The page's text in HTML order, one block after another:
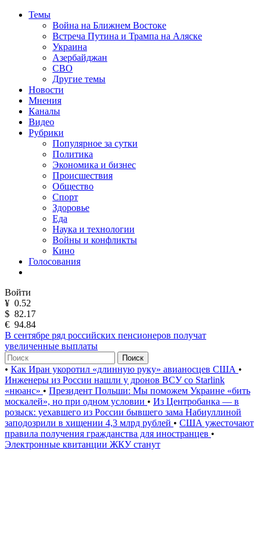
Темы
Война на Ближнем Востоке
Встреча Путина и Трампа на Аляске
Украина
Азербайджан
СВО
Другие темы
Новости
Мнения
Каналы
Видео
Рубрики
Популярное за сутки
Политика
Экономика и бизнес
Происшествия
Общество
Спорт
Здоровье
Еда
Наука и технологии
Войны и конфликты
Кино
Голосования
Войти
¥ 0.52
$ 82.17
€ 94.84
В сентябре ряд российских пенсионеров получат
увеличенные выплаты
Поиск
• Как Иран укоротил «длинную руку» авианосцев США •
Инженеры из России нашли у дронов ВСУ со Starlink
«нюанс» • Президент Польши: Мы поможем Украине «бить
москалей», но при одном условии • Из Центробанка — в
розыск: уехавшего из России бывшего зама Набиуллиной
заподозрили в хищении 4,3 млрд рублей • США ужесточают
правила получения гражданства для иностранцев •
Электронные квитанции ЖКУ станут